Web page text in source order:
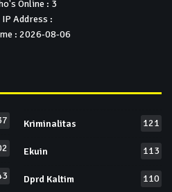
Online : 3
IP Address :
: 2026-08-06
Kriminalitas 121
Ekuin 113
Dprd Kaltim 110